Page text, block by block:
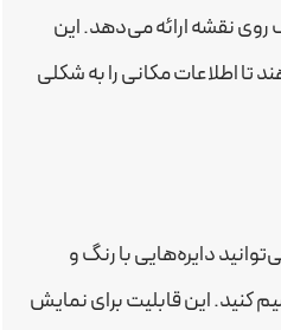
نقشه ارائه می‌دهد. این
تا اطلاعات مکانی را به شکلی
دایره‌هایی با رنگ و
کنید. این قابلیت برای نمایش